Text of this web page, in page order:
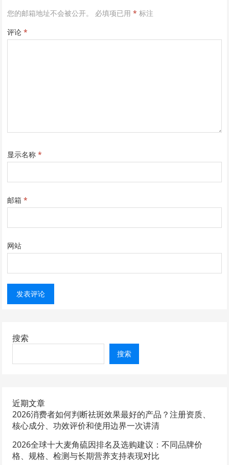
您的邮箱地址不会被公开。 必填项已用* 标注
评论*
显示名称*
邮箱*
网站
搜索
搜索
近期文章
2026消费者如何判断祛斑效果最好的产品？注册资质、
核心成分、功效评价和使用边界一次讲清
2026全球十大麦角硫因排名及选购建议：不同品牌价
格、规格、检测与长期营养支持表现对比